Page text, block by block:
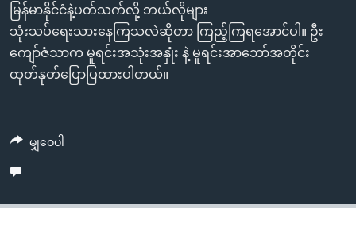
ရန်
ရှာဖွေ
ရန်
နေရာ
ရန်
ဘာသာစကားများ
မြန်မာနိုင်ငံနဲ့ပတ်သက်လို့ ဘယ်လိုများ
သုံးသပ်ရေးသားနေကြသလဲဆိုတာ ကြည့်ကြရအောင်ပါ။ ဦး
ကျော်ဇံသာက မူရင်းအသုံးအနှုံး နဲ့ မူရင်းအာဘော်အတိုင်း
ထုတ်နုတ်ပြောပြထားပါတယ်။
မျှဝေပါ